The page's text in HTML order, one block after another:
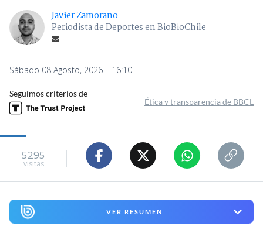
Javier Zamorano
Periodista de Deportes en BioBioChile
Sábado 08 Agosto, 2026 | 16:10
Seguimos criterios de
Ética y transparencia de BBCL
5295
visitas
VER RESUMEN